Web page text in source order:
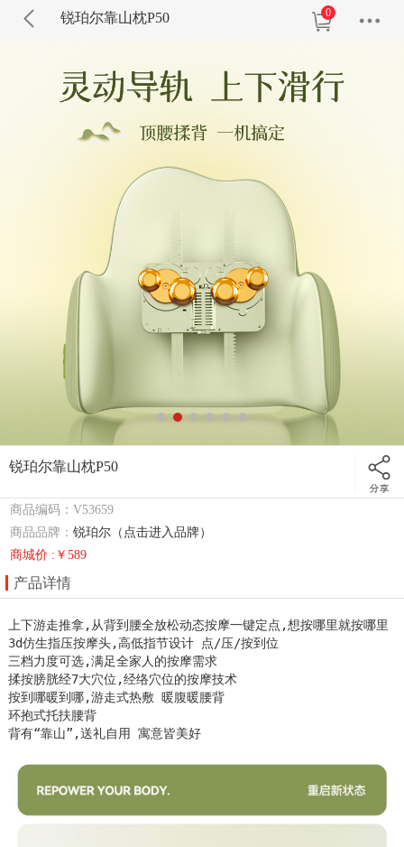
锐珀尔靠山枕P50 0
锐珀尔靠山枕P50
商品编码：V53659
商品品牌：锐珀尔（点击进入品牌）
商城价 :￥589
产品详情
上下游走推拿,从背到腰全放松动态按摩一键定点,想按哪里就按哪里
3d仿生指压按摩头,高低指节设计 点/压/按到位
三档力度可选,满足全家人的按摩需求
揉按膀胱经7大穴位,经络穴位的按摩技术
按到哪暖到哪,游走式热敷 暖腹暖腰背
环抱式托扶腰背
背有“靠山”,送礼自用 寓意皆美好